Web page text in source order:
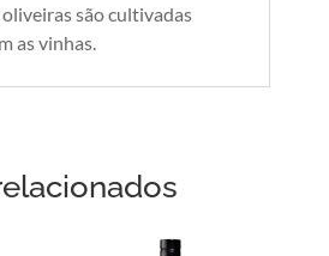
são cultivadas
as vinhas.